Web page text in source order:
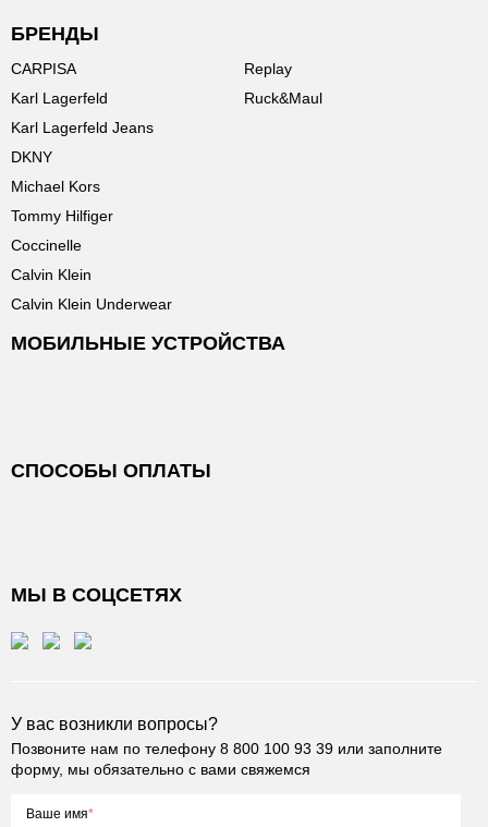
БРЕНДЫ
CARPISA
Karl Lagerfeld
Karl Lagerfeld Jeans
DKNY
Michael Kors
Tommy Hilfiger
Coccinelle
Calvin Klein
Calvin Klein Underwear
Replay
Ruck&Maul
МОБИЛЬНЫЕ УСТРОЙСТВА
СПОСОБЫ ОПЛАТЫ
МЫ В СОЦСЕТЯХ
У вас возникли вопросы?
Позвоните нам по телефону 8 800 100 93 39 или заполните
форму, мы обязательно с вами свяжемся
Ваше имя